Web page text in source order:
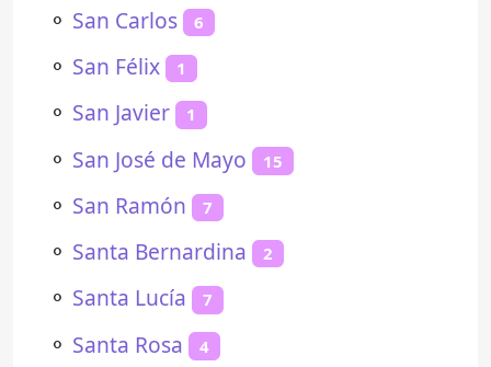
⚬ San Carlos 6
⚬ San Félix 1
⚬ San Javier 1
⚬ San José de Mayo 15
⚬ San Ramón 7
⚬ Santa Bernardina 2
⚬ Santa Lucía 7
⚬ Santa Rosa 4